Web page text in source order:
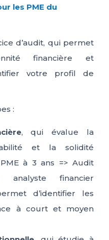
les PME du
d’audit, qui permet
financière et
votre profil de
:
,qui évalue la
et la solidité
à 3 ans => Audit
financier
d’identifier les
à court et moyen